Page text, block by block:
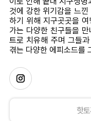
것에 강한 위기감을 느
하기 위해 지구곳곳을
가는 다양한 친구들을
트로 치유해 주며 그들
겪는 다양한 에피소드를
핫